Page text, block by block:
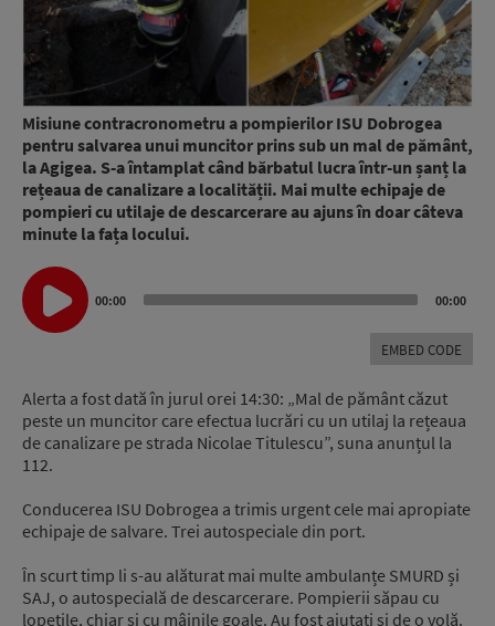
Misiune contracronometru a pompierilor ISU Dobrogea
pentru salvarea unui muncitor prins sub un mal de pământ,
la Agigea. S-a întamplat când bărbatul lucra într-un șanț la
rețeaua de canalizare a localității. Mai multe echipaje de
pompieri cu utilaje de descarcerare au ajuns în doar câteva
minute la fața locului.
Audio
Player
00:00 00:00
EMBED CODE
Alerta a fost dată în jurul orei 14:30: „Mal de pământ căzut
peste un muncitor care efectua lucrări cu un utilaj la rețeaua
de canalizare pe strada Nicolae Titulescu”, suna anunțul la
112.
Conducerea ISU Dobrogea a trimis urgent cele mai apropiate
echipaje de salvare. Trei autospeciale din port.
În scurt timp li s-au alăturat mai multe ambulanțe SMURD și
SAJ, o autospecială de descarcerare. Pompierii săpau cu
lopețile, chiar și cu mâinile goale. Au fost ajutați și de o volă.